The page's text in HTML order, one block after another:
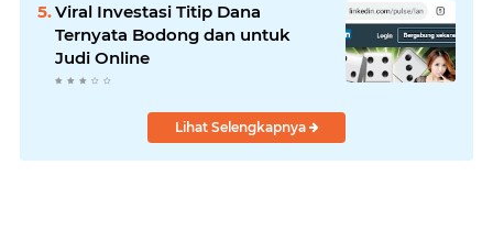
Viral Investasi Titip Dana
Ternyata Bodong dan untuk
Judi Online
Lihat Selengkapnya